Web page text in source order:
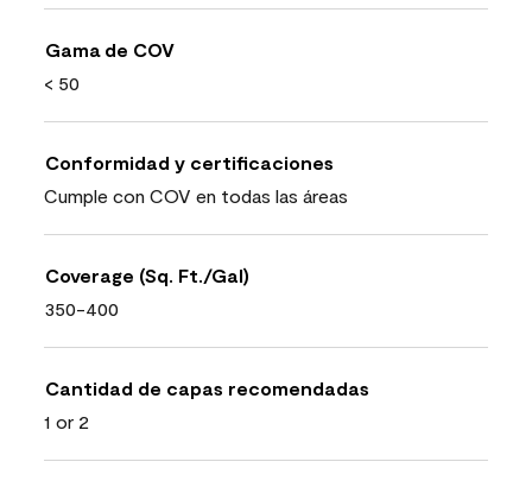
Gama de COV
< 50
Conformidad y certificaciones
Cumple con COV en todas las áreas
Coverage (Sq. Ft./Gal)
350-400
Cantidad de capas recomendadas
1 or 2